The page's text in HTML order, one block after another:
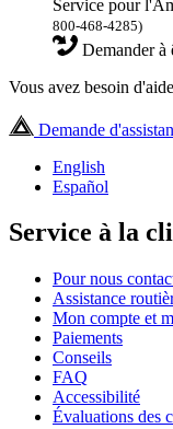
Service pour
800-468-4285)
Demander à
Vous avez besoin
Demande
English
Español
Service à la
Pour nous
Assistance
Mon compte et
Paiements
Conseils
FAQ
Accessibilité
Évaluations des